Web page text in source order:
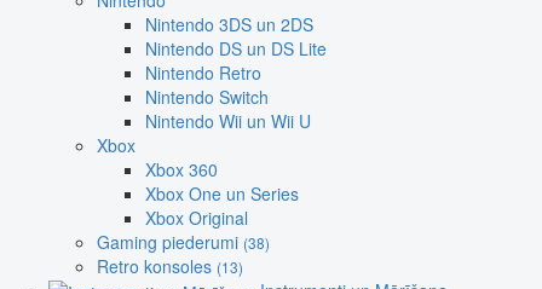
Nintendo 3DS un 2DS
Nintendo DS un DS Lite
Nintendo Retro
Nintendo Switch
Nintendo Wii un Wii U
Xbox
Xbox 360
Xbox One un Series
Xbox Original
Gaming piederumi (38)
Retro konsoles (13)